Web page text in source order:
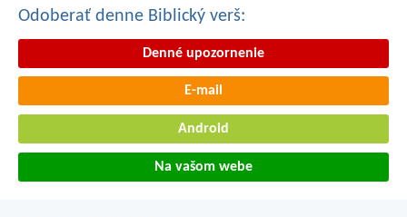
Odoberať denne Biblický verš:
Denné upozornenie
E-mail
Android
Na vašom webe